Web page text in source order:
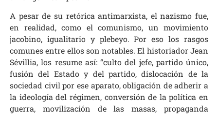
A pesar de su retórica antimarxista, el nazismo fue,
en realidad, como el comunismo, un movimiento
jacobino, igualitario y plebeyo. Por eso los rasgos
comunes entre ellos son notables. El historiador Jean
Sévillia, los resume así: “culto del jefe, partido único,
fusión del Estado y del partido, dislocación de la
sociedad civil por ese aparato, obligación de adherir a
la ideología del régimen, conversión de la política en
guerra, movilización de las masas, propaganda